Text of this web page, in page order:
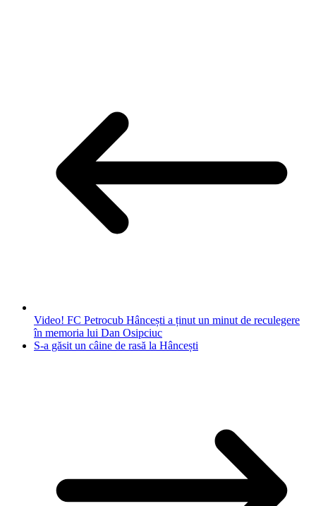
Video! FC Petrocub Hâncești a ținut un minut de reculegere
în memoria lui Dan Osipciuc
S-a găsit un câine de rasă la Hâncești